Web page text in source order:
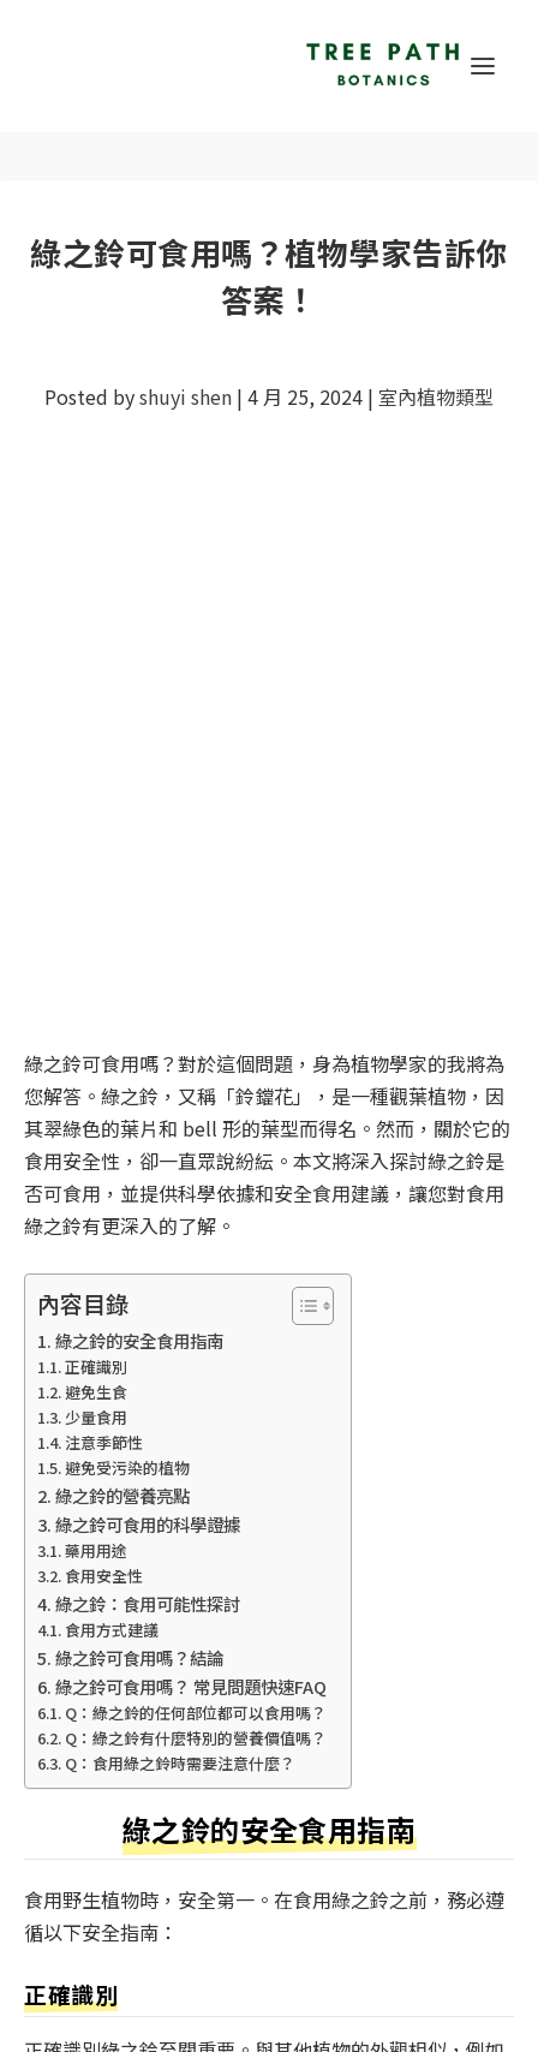
綠之鈴可食用嗎？植物學家告訴你
答案！
Posted byshuyi shen | 4 月 25, 2024 | 室內植物類型
綠之鈴可食用嗎？對於這個問題，身為植物學家的我將為
您解答。綠之鈴，又稱「鈴鐺花」，是一種觀葉植物，因
其翠綠色的葉片和 bell 形的葉型而得名。然而，關於它的
食用安全性，卻一直眾說紛紜。本文將深入探討綠之鈴是
否可食用，並提供科學依據和安全食用建議，讓您對食用
綠之鈴有更深入的了解。
內容目錄
綠之鈴的安全食用指南
正確識別
避免生食
少量食用
注意季節性
避免受污染的植物
綠之鈴的營養亮點
綠之鈴可食用的科學證據
藥用用途
食用安全性
綠之鈴：食用可能性探討
食用方式建議
綠之鈴可食用嗎？結論
綠之鈴可食用嗎？ 常見問題快速FAQ
Q：綠之鈴的任何部位都可以食用嗎？
Q：綠之鈴有什麼特別的營養價值嗎？
Q：食用綠之鈴時需要注意什麼？
綠之鈴的安全食用指南
食用野生植物時，安全第一。在食用綠之鈴之前，務必遵
循以下安全指南：
正確識別